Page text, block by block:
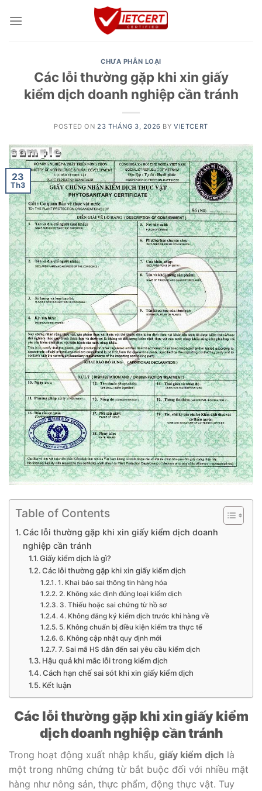
CHƯA PHÂN LOẠI
Các lỗi thường gặp khi xin giấy
kiểm dịch doanh nghiệp cần tránh
POSTED ON 23 THÁNG 3, 2026 BYVIETCERT
23
Th3
Table of Contents
Các lỗi thường gặp khi xin giấy kiểm dịch doanh
nghiệp cần tránh
Giấy kiểm dịch là gì?
Các lỗi thường gặp khi xin giấy kiểm dịch
1. Khai báo sai thông tin hàng hóa
2. Không xác định đúng loại kiểm dịch
3. Thiếu hoặc sai chứng từ hồ sơ
4. Không đăng ký kiểm dịch trước khi hàng về
5. Không chuẩn bị điều kiện kiểm tra thực tế
6. Không cập nhật quy định mới
7. Sai mã HS dẫn đến sai yêu cầu kiểm dịch
Hậu quả khi mắc lỗi trong kiểm dịch
Cách hạn chế sai sót khi xin giấy kiểm dịch
Kết luận
Các lỗi thường gặp khi xin giấy kiểm
dịch doanh nghiệp cần tránh
Trong hoạt động xuất nhập khẩu, giấy kiểm dịch là
một trong những chứng từ bắt buộc đối với nhiều mặt
hàng như nông sản, thực phẩm, động thực vật. Tuy